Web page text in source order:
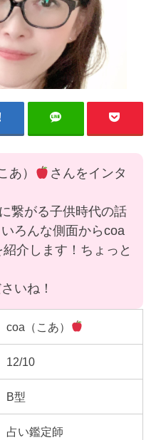
あ）
さんをインタ
繋がる子供時代の話
ろんな側面からcoa
介します！ちょっと
いね！
coa（こあ）
12/10
B型
占い鑑定師